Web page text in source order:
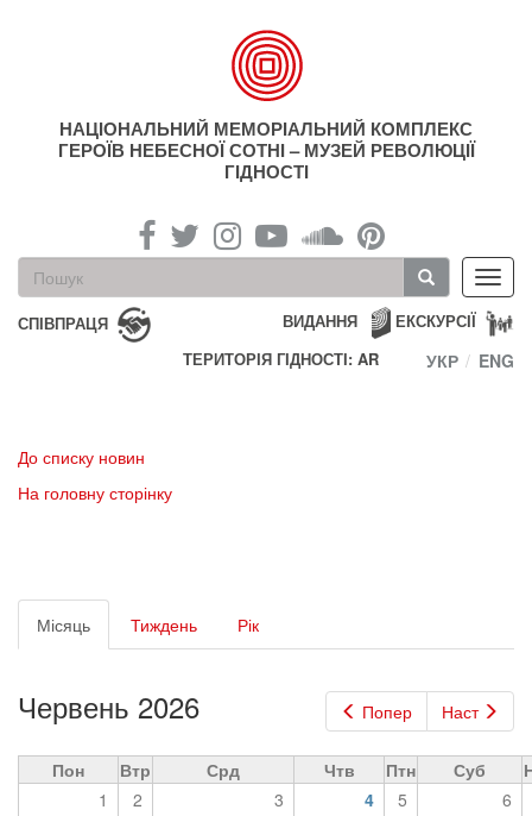
НАЦІОНАЛЬНИЙ МЕМОРІАЛЬНИЙ КОМПЛЕКС
ГЕРОЇВ НЕБЕСНОЇ СОТНІ – МУЗЕЙ РЕВОЛЮЦІЇ
ГІДНОСТІ
Пошукова
форма
Пошук
СПІВПРАЦЯ ЕКСКУРСІЇ
ВИДАННЯ
ТЕРИТОРІЯ ГІДНОСТІ: AR
УКР ENG
До списку новин
На головну сторінку
Первинні
вкладки
Місяць (активна
вкладка)
Тиждень Рік
Попер Наст
Червень 2026
Пон Втр Срд Чтв Птн Суб
1
2 3 4 5 6